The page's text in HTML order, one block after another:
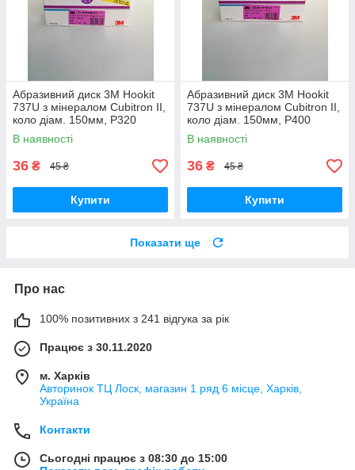
Абразивний диск 3M Hookit
737U з мінералом Cubitron II,
коло діам. 150мм, P320
В наявності
36 ₴ 45 ₴
Купити
Абразивний диск 3M Hookit
737U з мінералом Cubitron II,
коло діам. 150мм, P400
В наявності
36 ₴ 45 ₴
Купити
Показати ще
Про нас
100% позитивних з 241 відгука за рік
Працює з 30.11.2020
м. Харків
Авторинок ТЦ Лоск, магазин 1 ряд 6 місце, Харків,
Україна
Контакти
Сьогодні працює з 08:30 до 15:00